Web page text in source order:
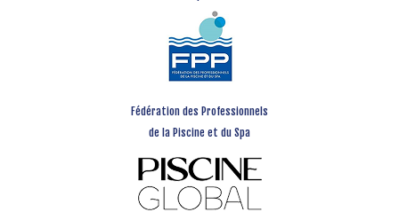
Fédération des Professionnels
de la Piscine et du Spa